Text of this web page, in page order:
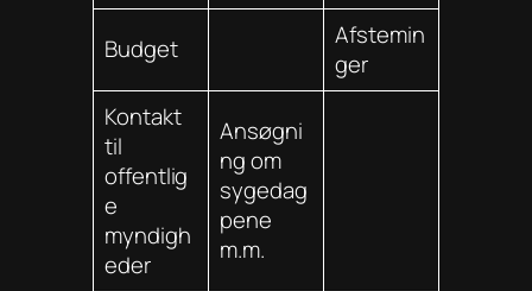
Budget
Afstemin
ger
Kontakt
til
offentlig
e
myndigh
eder
Ansøgni
ng om
sygedag
pene
m.m.